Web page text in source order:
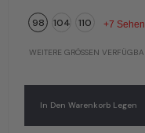
Baumwolle GOTS |
98 104 110 +7 Sehen
WEITERE GRÖSSEN VERFÜGBAR
In Den Warenkorb Legen